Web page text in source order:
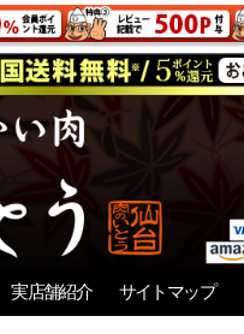
実店舗紹介 サイトマップ